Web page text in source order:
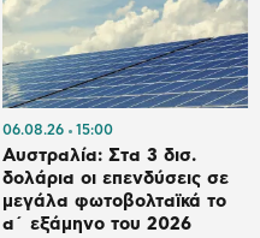
06.08.26 15:00
Αυστραλία: Στα 3 δισ.
δολάρια οι επενδύσεις σε
μεγάλα φωτοβολταϊκά το
α΄ εξάμηνο του 2026